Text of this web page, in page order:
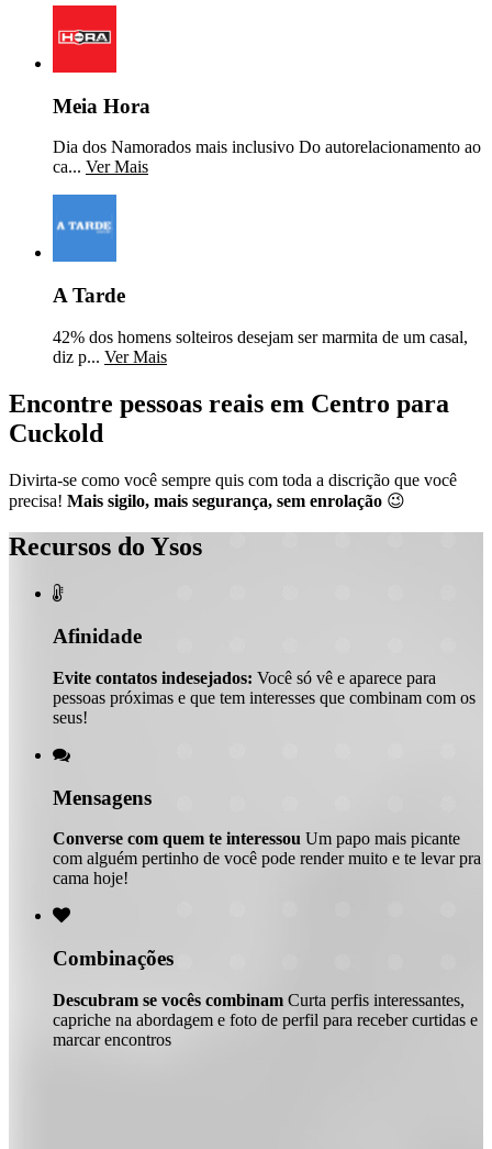
Meia Hora
Dia dos Namorados mais inclusivo Do autorelacionamento ao
ca... Ver Mais
A Tarde
42% dos homens solteiros desejam ser marmita de um casal,
diz p... Ver Mais
Encontre pessoas reais em Centro para
Cuckold
Divirta-se como você sempre quis com toda a discrição que você
precisa! Mais sigilo, mais segurança, sem enrolação 😉
Recursos do Ysos

Afinidade
Evite contatos indesejados: Você só vê e aparece para
pessoas próximas e que tem interesses que combinam com os
seus!

Mensagens
Converse com quem te interessou Um papo mais picante
com alguém pertinho de você pode render muito e te levar pra
cama hoje!

Combinações
Descubram se vocês combinam Curta perfis interessantes,
capriche na abordagem e foto de perfil para receber curtidas e
marcar encontros